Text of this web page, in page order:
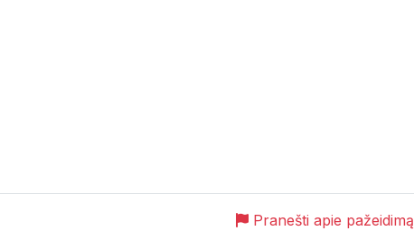
Pranešti apie pažeidimą